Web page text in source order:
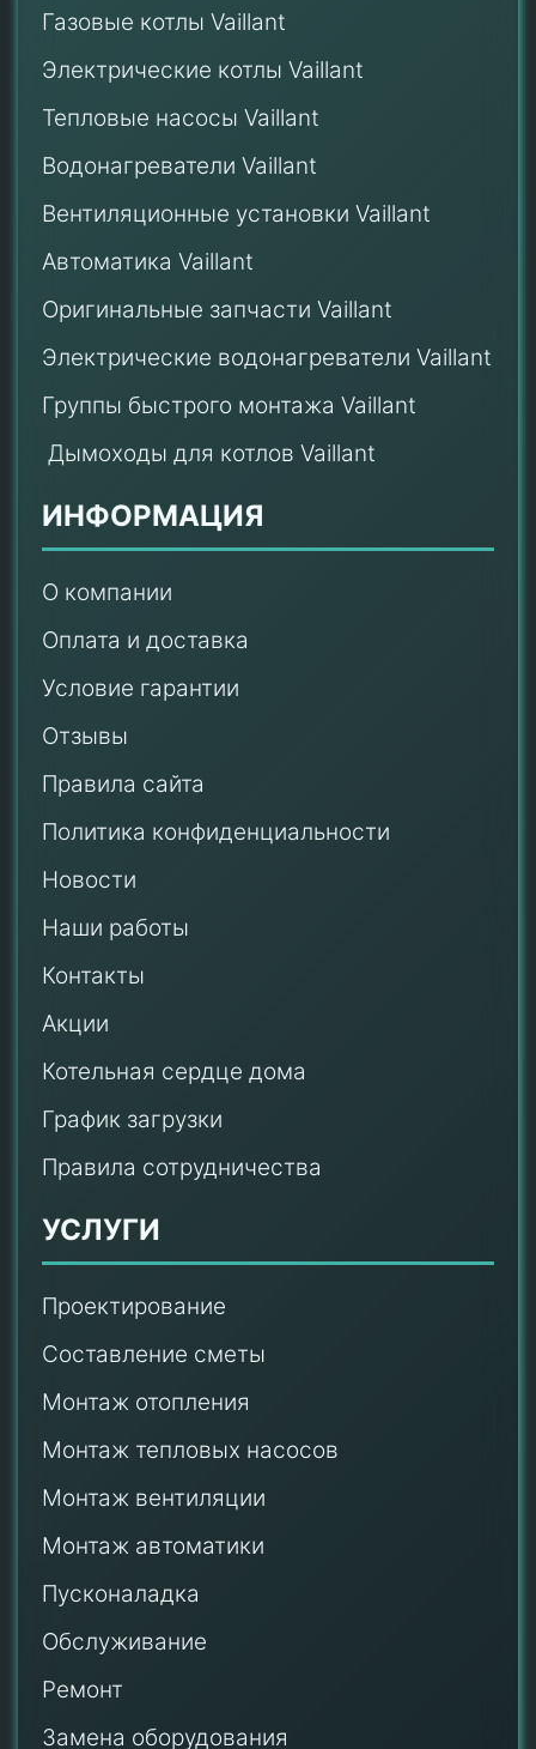
Газовые котлы Vaillant
Электрические котлы Vaillant
Тепловые насосы Vaillant
Водонагреватели Vaillant
Вентиляционные установки Vaillant
Автоматика Vaillant
Оригинальные запчасти Vaillant
Электрические водонагреватели Vaillant
Группы быстрого монтажа Vaillant
Дымоходы для котлов Vaillant
ИНФОРМАЦИЯ
О компании
Оплата и доставка
Условие гарантии
Отзывы
Правила сайта
Политика конфиденциальности
Новости
Наши работы
Контакты
Акции
Котельная сердце дома
График загрузки
Правила сотрудничества
УСЛУГИ
Проектирование
Составление сметы
Монтаж отопления
Монтаж тепловых насосов
Монтаж вентиляции
Монтаж автоматики
Пусконаладка
Обслуживание
Ремонт
Замена оборудования